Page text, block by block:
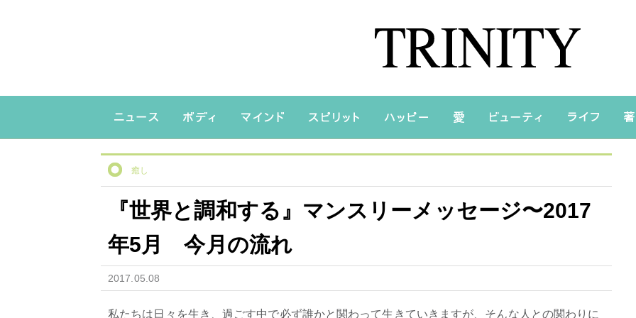
癒し
『世界と調和する』マンスリーメッセージ〜2017
年5月 今月の流れ
2017.05.08
私たちは日々を生き、過ごす中で必ず誰かと関わって生きていきますが、そんな人との関わりに